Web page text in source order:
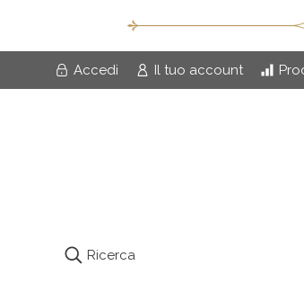
Accedi Il tuo account
Ricerca